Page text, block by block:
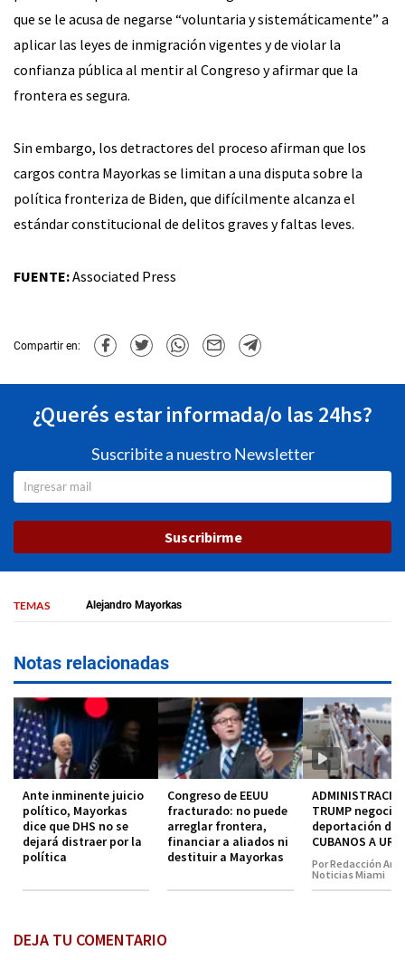
que se le acusa de negarse “voluntaria y sistemáticamente” a
aplicar las leyes de inmigración vigentes y de violar la
confianza pública al mentir al Congreso y afirmar que la
frontera es segura.
Sin embargo, los detractores del proceso afirman que los
cargos contra Mayorkas se limitan a una disputa sobre la
política fronteriza de Biden, que difícilmente alcanza el
estándar constitucional de delitos graves y faltas leves.
FUENTE:Associated Press
Compartir en:
¿Querés estar informada/o las 24hs?
Suscribite a nuestro Newsletter
Suscribirme
TEMAS Alejandro Mayorkas
Notas relacionadas
Ante inminente juicio
político, Mayorkas
dice que DHS no se
dejará distraer por la
política
Congreso de EEUU
fracturado: no puede
arreglar frontera,
financiar a aliados ni
destituir a Mayorkas
TRUMP negocia
deportación de
CUBANOS A
Por Redacción
Noticias Miami
DEJA TU COMENTARIO